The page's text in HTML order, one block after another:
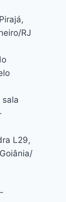
RJ
sala
L29,
-